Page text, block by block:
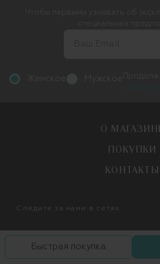
О МАГАЗИНЕ
ПОКУПКИ
КОНТАКТЫ
Следите за нами в сетях:
Быстрая покупка